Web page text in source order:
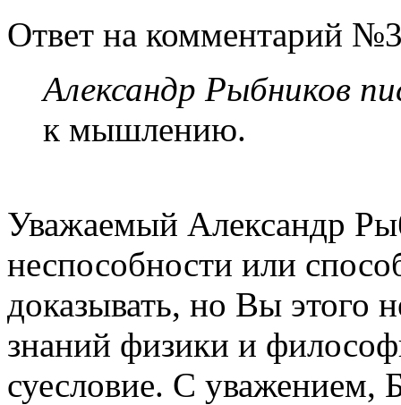
Ответ на комментарий
Александр Рыбников
к мышлению.
Уважаемый Александр
неспособности или
доказывать, но Вы этого
знаний физики и
суесловие. С уважением,